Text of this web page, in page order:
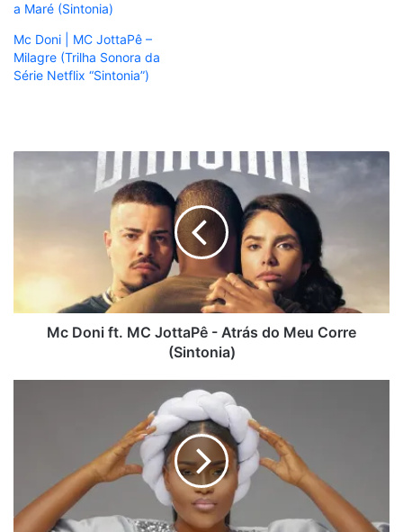
a Maré (Sintonia)
Mc Doni | MC JottaPê –
Milagre (Trilha Sonora da
Série Netflix “Sintonia”)
Meu
Mc Doni ft. MC JottaPê - Atrás do Meu Corre
(Sintonia)
Babba